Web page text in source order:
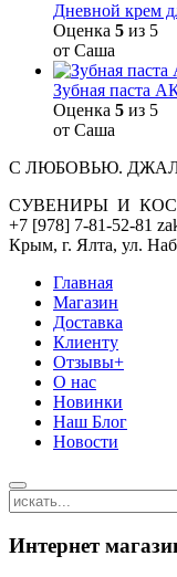
Дневной крем
Оценка 5 из 5
от Саша
Зубная паста
Оценка 5 из 5
от Саша
С ЛЮБОВЬЮ.
СУВЕНИРЫ И
+7 [978] 7-81-52-81
Крым, г. Ялта, ул.
Главная
Магазин
Доставка
Клиенту
Отзывы+
О нас
Новинки
Наш Блог
Новости
Интернет